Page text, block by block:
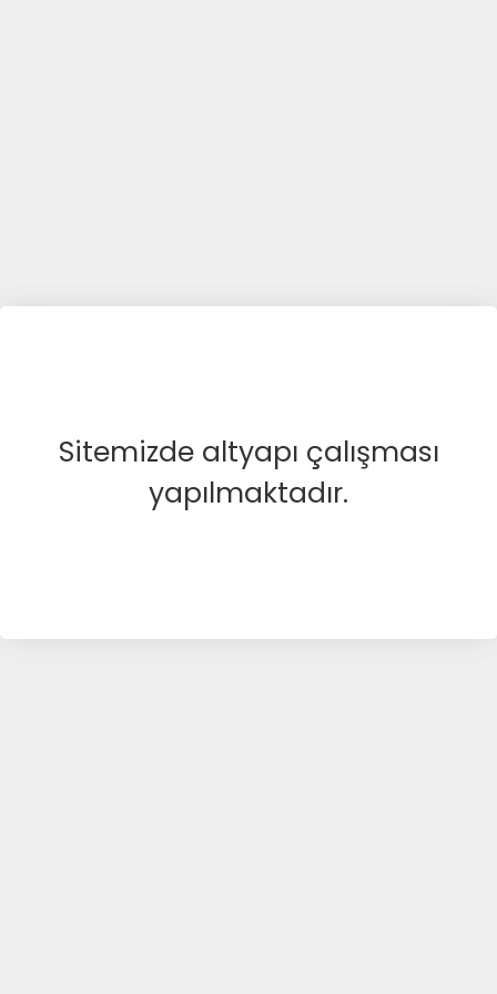
Sitemizde altyapı çalışması
yapılmaktadır.